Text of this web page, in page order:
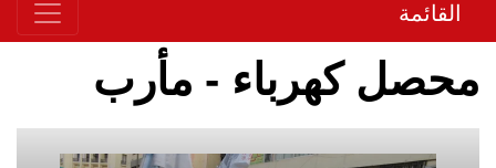
القائمة
محصل كهرباء - مأرب